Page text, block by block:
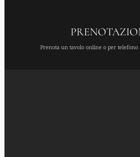
Prenota un tavolo online o per telefono